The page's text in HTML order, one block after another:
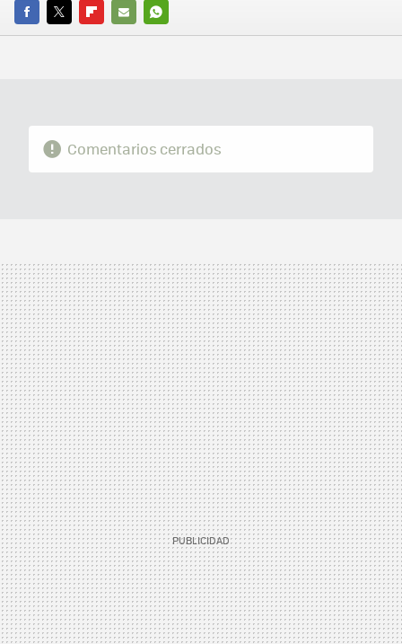
FACEBOOK
TWITTERFLIPBOARD
E-
WHATSAPP
Comentarios cerrados